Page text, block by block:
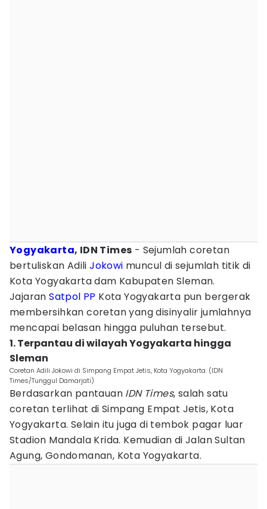
Yogyakarta, IDN Times - Sejumlah coretan
bertuliskan AdiliJokowi muncul di sejumlah titik di
Kota Yogyakarta dam Kabupaten Sleman.
JajaranSatpol PP Kota Yogyakarta pun bergerak
membersihkan coretan yang disinyalir jumlahnya
mencapai belasan hingga puluhan tersebut.
1. Terpantau di wilayah Yogyakarta hingga
Sleman
Coretan Adili Jokowi di Simpang Empat Jetis, Kota Yogyakarta. (IDN
Times/Tunggul Damarjati)
Berdasarkan pantauan IDN Times, salah satu
coretan terlihat di Simpang Empat Jetis, Kota
Yogyakarta. Selain itu juga di tembok pagar luar
Stadion Mandala Krida. Kemudian di Jalan Sultan
Agung, Gondomanan, Kota Yogyakarta.